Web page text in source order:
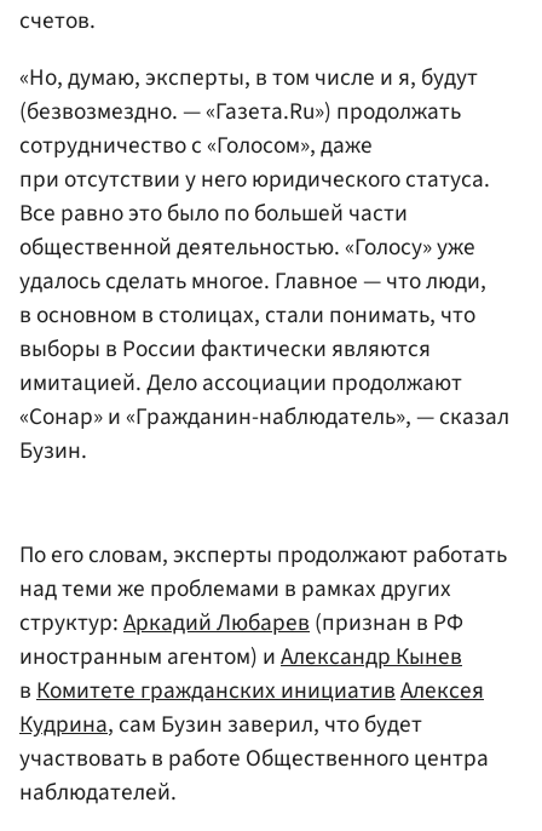
счетов.
«Но, думаю, эксперты, в том числе и я, будут
(безвозмездно. — «Газета.Ru») продолжать
сотрудничество с «Голосом», даже
при отсутствии у него юридического статуса.
Все равно это было по большей части
общественной деятельностью. «Голосу» уже
удалось сделать многое. Главное — что люди,
в основном в столицах, стали понимать, что
выборы в России фактически являются
имитацией. Дело ассоциации продолжают
«Сонар» и «Гражданин-наблюдатель», — сказал
Бузин.
По его словам, эксперты продолжают работать
над теми же проблемами в рамках других
структур:Аркадий Любарев(признан в РФ
иностранным агентом) иАлександр Кынев
вКомитете гражданских инициативАлексея
Кудрина, сам Бузин заверил, что будет
участвовать в работе Общественного центра
наблюдателей.